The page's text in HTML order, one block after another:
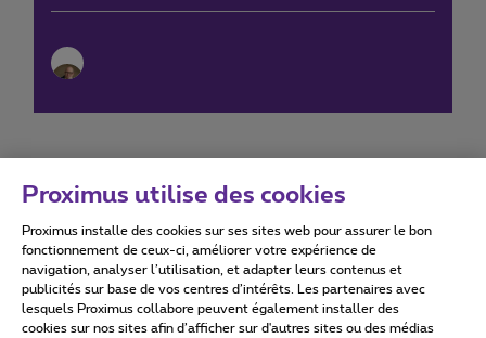
Conditions d'utilisation Accessibility statement
Proximus utilise des cookies
Proximus installe des cookies sur ses sites web pour assurer le bon
fonctionnement de ceux-ci, améliorer votre expérience de
navigation, analyser l’utilisation, et adapter leurs contenus et
publicités sur base de vos centres d’intérêts. Les partenaires avec
lesquels Proximus collabore peuvent également installer des
cookies sur nos sites afin d’afficher sur d'autres sites ou des médias